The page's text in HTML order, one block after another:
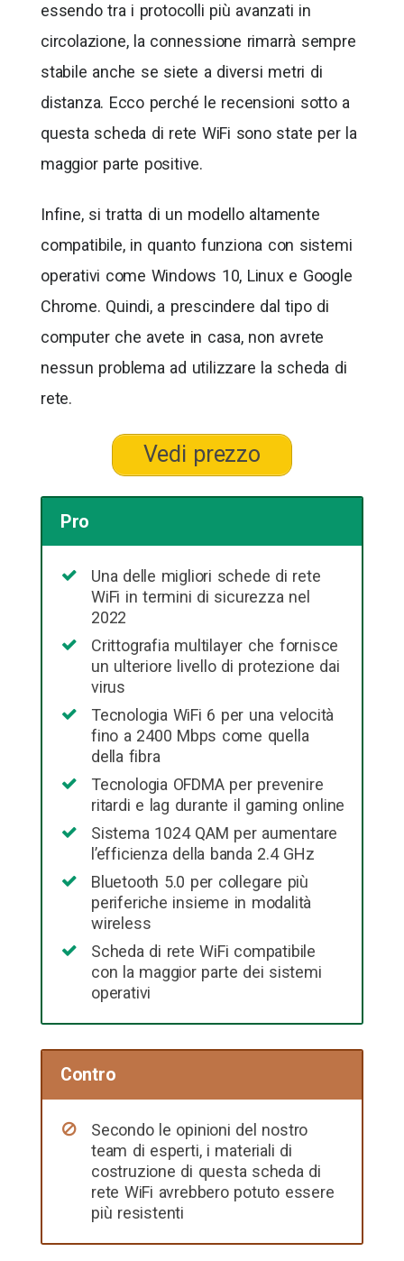
essendo tra i protocolli più avanzati in
circolazione, la connessione rimarrà sempre
stabile anche se siete a diversi metri di
distanza. Ecco perché le recensioni sotto a
questa scheda di rete WiFi sono state per la
maggior parte positive.
Infine, si tratta di un modello altamente
compatibile, in quanto funziona con sistemi
operativi come Windows 10, Linux e Google
Chrome. Quindi, a prescindere dal tipo di
computer che avete in casa, non avrete
nessun problema ad utilizzare la scheda di
rete.
Vedi prezzo
Pro
Una delle migliori schede di rete
WiFi in termini di sicurezza nel
2022
Crittografia multilayer che fornisce
un ulteriore livello di protezione dai
virus
Tecnologia WiFi 6 per una velocità
fino a 2400 Mbps come quella
della fibra
Tecnologia OFDMA per prevenire
ritardi e lag durante il gaming online
Sistema 1024 QAM per aumentare
l’efficienza della banda 2.4 GHz
Bluetooth 5.0 per collegare più
periferiche insieme in modalità
wireless
Scheda di rete WiFi compatibile
con la maggior parte dei sistemi
operativi
Contro
Secondo le opinioni del nostro
team di esperti, i materiali di
costruzione di questa scheda di
rete WiFi avrebbero potuto essere
più resistenti